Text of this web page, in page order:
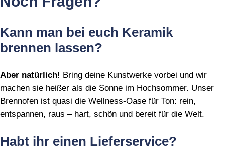
Kann man bei euch Keramik
brennen lassen?
Aber natürlich! Bring deine Kunstwerke vorbei und wir
machen sie heißer als die Sonne im Hochsommer. Unser
Brennofen ist quasi die Wellness‑Oase für Ton: rein,
entspannen, raus – hart, schön und bereit für die Welt.
Habt ihr einen Lieferservice?